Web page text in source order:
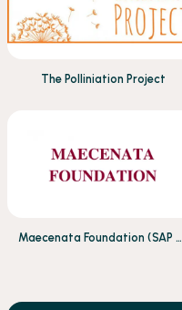
The Polliniation Project
Maecenata Foundation (SAP Di